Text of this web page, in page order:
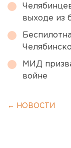
выходе из
МИД
войне
← НОВОСТИ